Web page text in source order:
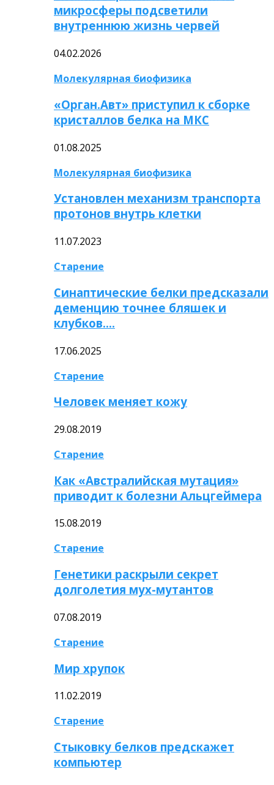
микросферы подсветили
внутреннюю жизнь червей
04.02.2026
Молекулярная биофизика
«Орган.Авт» приступил к сборке
кристаллов белка на МКС
01.08.2025
Молекулярная биофизика
Установлен механизм транспорта
протонов внутрь клетки
11.07.2023
Старение
Синаптические белки предсказали
деменцию точнее бляшек и
клубков….
17.06.2025
Старение
Человек меняет кожу
29.08.2019
Старение
Как «Австралийская мутация»
приводит к болезни Альцгеймера
15.08.2019
Старение
Генетики раскрыли секрет
долголетия мух-мутантов
07.08.2019
Старение
Мир хрупок
11.02.2019
Старение
Стыковку белков предскажет
компьютер